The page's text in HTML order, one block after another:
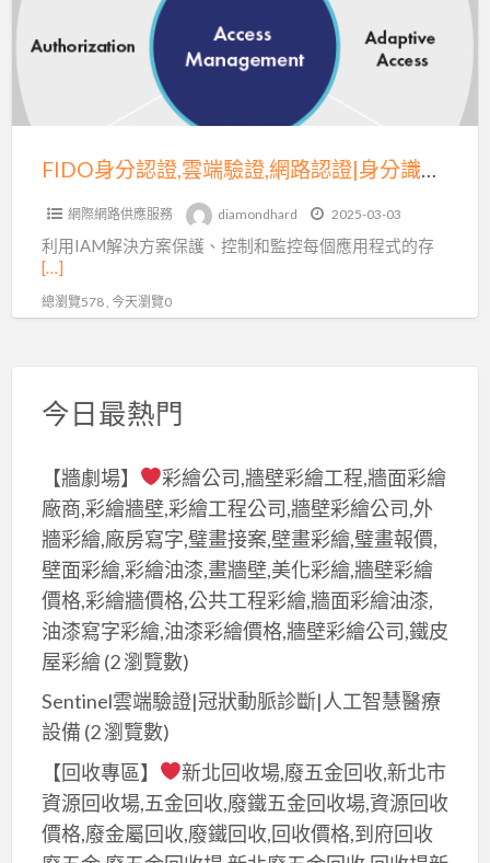
嗎?
證,
驗
證,
FIDO身分認證,雲端驗證,網路認證|身分識別,存取管理
網際網路供應服務 diamondhard 2025-03-03
利用IAM解決方案保護、控制和監控每個應用程式的存
[…]
總瀏覽578 , 今天瀏覽0
今日最熱門
【牆劇場】
彩繪公司,牆壁彩繪工程,牆面彩繪
廠商,彩繪牆壁,彩繪工程公司,牆壁彩繪公司,外
牆彩繪,廠房寫字,璧畫接案,壁畫彩繪,璧畫報價,
壁面彩繪,彩繪油漆,畫牆壁,美化彩繪,牆壁彩繪
價格,彩繪牆價格,公共工程彩繪,牆面彩繪油漆,
油漆寫字彩繪,油漆彩繪價格,牆壁彩繪公司,鐵皮
屋彩繪(2 瀏覽數)
Sentinel雲端驗證|冠狀動脈診斷|人工智慧醫療
設備 (2 瀏覽數)
【回收專區】
新北回收場,廢五金回收,新北市
資源回收場,五金回收,廢鐵五金回收場,資源回收
價格,廢金屬回收,廢鐵回收,回收價格,到府回收